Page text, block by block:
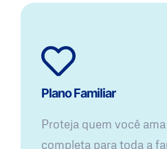
Plano Familiar
Proteja quem você
completa para toda a